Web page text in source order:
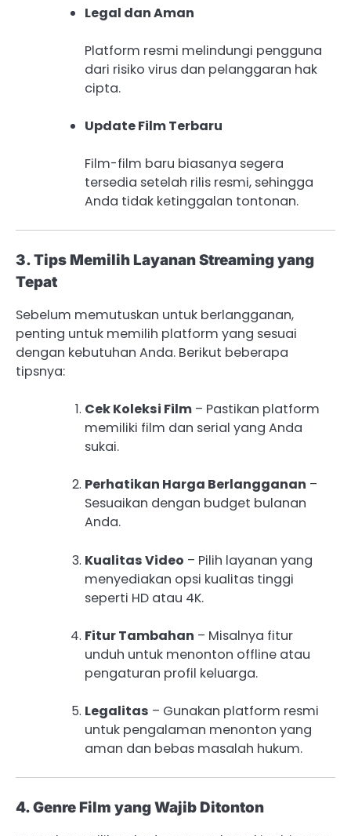
Legal dan Aman
Platform resmi melindungi pengguna
dari risiko virus dan pelanggaran hak
cipta.
Update Film Terbaru
Film-film baru biasanya segera
tersedia setelah rilis resmi, sehingga
Anda tidak ketinggalan tontonan.
3. Tips Memilih Layanan Streaming yang
Tepat
Sebelum memutuskan untuk berlangganan,
penting untuk memilih platform yang sesuai
dengan kebutuhan Anda. Berikut beberapa
tipsnya:
Cek Koleksi Film – Pastikan platform
memiliki film dan serial yang Anda
sukai.
Perhatikan Harga Berlangganan –
Sesuaikan dengan budget bulanan
Anda.
Kualitas Video – Pilih layanan yang
menyediakan opsi kualitas tinggi
seperti HD atau 4K.
Fitur Tambahan – Misalnya fitur
unduh untuk menonton offline atau
pengaturan profil keluarga.
Legalitas – Gunakan platform resmi
untuk pengalaman menonton yang
aman dan bebas masalah hukum.
4. Genre Film yang Wajib Ditonton